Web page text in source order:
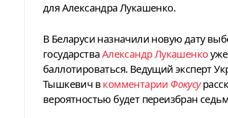
для Александра Лукашенко.
В Беларуси назначили новую дату выборов президента и нынешний глава
государстваАлександр Лукашенко
баллотироваться. Ведущий эксперт
Тышкевич вкомментарии Фокусу
вероятностью будет переизбран